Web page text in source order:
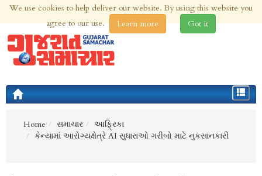
9th Aug 2026 | Updated at 08:52am 9th Aug 2026
Toggle
Home
સમાચાર
આફ્રિકા
કેન્યામાં આરોગ્યક્ષેત્રે AI સુધારાઓ ગરીબો માટે નુકસાનકારી
We use cookies to help deliver our website. By using this website you
agree to our use.
Learn more Got it